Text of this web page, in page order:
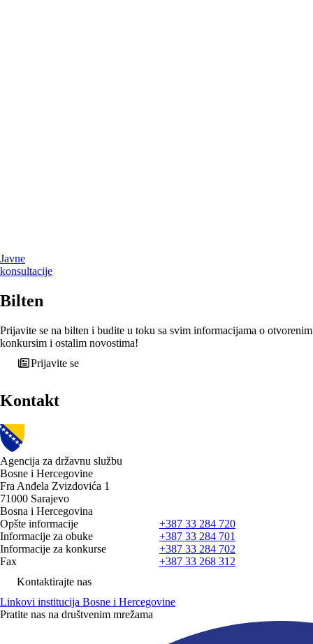
Javne
konsultacije
Bilten
Prijavite se na bilten i budite u toku sa svim informacijama o otvorenim
konkursim i ostalim novostima!
Prijavite se
Kontakt
Agencija za državnu službu
Bosne i Hercegovine
Fra Anđela Zvizdovića 1
71000 Sarajevo
Bosna i Hercegovina
Opšte informacije
+387 33 284 720
Informacije za obuke
+387 33 284 701
Informacije za konkurse
+387 33 284 702
Fax
+387 33 268 312
Kontaktirajte nas
Linkovi institucija Bosne i Hercegovine
Pratite nas na društvenim mrežama